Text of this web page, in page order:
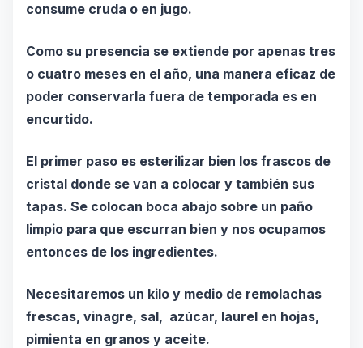
consume cruda o en jugo.
Como su presencia se extiende por apenas tres
o cuatro meses en el año, una manera eficaz de
poder conservarla fuera de temporada es en
encurtido.
El primer paso es esterilizar bien los frascos de
cristal donde se van a colocar y también sus
tapas. Se colocan boca abajo sobre un paño
limpio para que escurran bien y nos ocupamos
entonces de los ingredientes.
Necesitaremos un kilo y medio de remolachas
frescas, vinagre, sal, azúcar, laurel en hojas,
pimienta en granos y aceite.